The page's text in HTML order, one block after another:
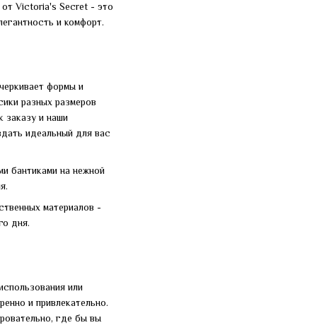
от Victoria's Secret - это
и комфорт.
формы и
разных размеров
заказу и наши
идеальный для вас
бантиками на нежной
материалов -
дня.
или
и привлекательно.
где бы вы